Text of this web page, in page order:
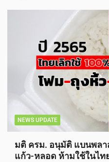
NEWS UPDATE
มติ ครม. อนุมัติ แบนพล
แก้ว-หลอด ห้ามใช้ในไท